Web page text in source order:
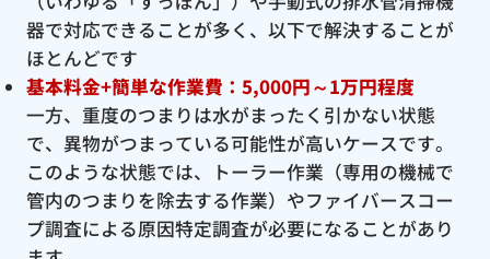
器で対応できることが多く、以下で解決することが
ほとんどです
基本料金+簡単な作業費：5,000円～1万円程度
一方、重度のつまりは水がまったく引かない状態
で、異物がつまっている可能性が高いケースです。
このような状態では、トーラー作業（専用の機械で
管内のつまりを除去する作業）やファイバースコー
プ調査による原因特定調査が必要になることがあり